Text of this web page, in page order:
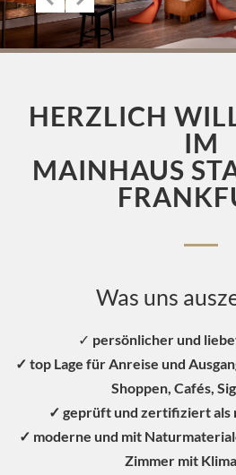
HERZLICH
IM
MAINHAUS
Was uns
✓ persönlicher und
✓ top Lage für Anreise und
Shoppen, Cafés,
✓ geprüft und zertifiziert als
✓ moderne und mit
Zimmer mit